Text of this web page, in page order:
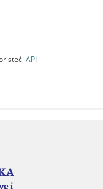
API